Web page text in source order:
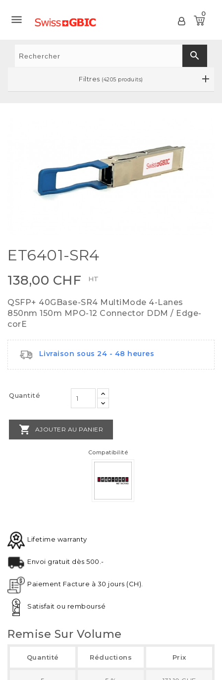
 0
search
Filtres (4205 produits)
ET6401-SR4
138,00 CHF HT
QSFP+ 40GBase-SR4 MultiMode 4-Lanes
850nm 150m MPO-12 Connector DDM / Edge-
corE
Livraison sous 24 - 48 heures
Quantité
 AJOUTER AU PANIER
Compatibilité
Lifetime warranty
Envoi gratuit dès 500.-
Paiement Facture à 30 jours (CH).
Satisfait ou remboursé
Remise Sur Volume
Quantité Réductions Prix